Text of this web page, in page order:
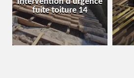
fuite toiture 14